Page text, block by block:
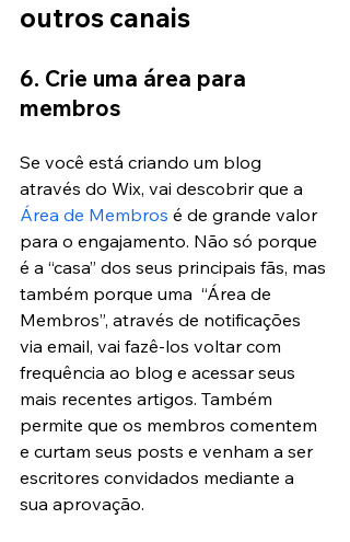
outros canais
6. Crie uma área para
membros
Se você está criando um blog
através do Wix, vai descobrir que a
Área de Membros é de grande valor
para o engajamento. Não só porque
é a “casa” dos seus principais fãs, mas
também porque uma  “Área de
Membros”, através de notificações
via email, vai fazê-los voltar com
frequência ao blog e acessar seus
mais recentes artigos. Também
permite que os membros comentem
e curtam seus posts e venham a ser
escritores convidados mediante a
sua aprovação.